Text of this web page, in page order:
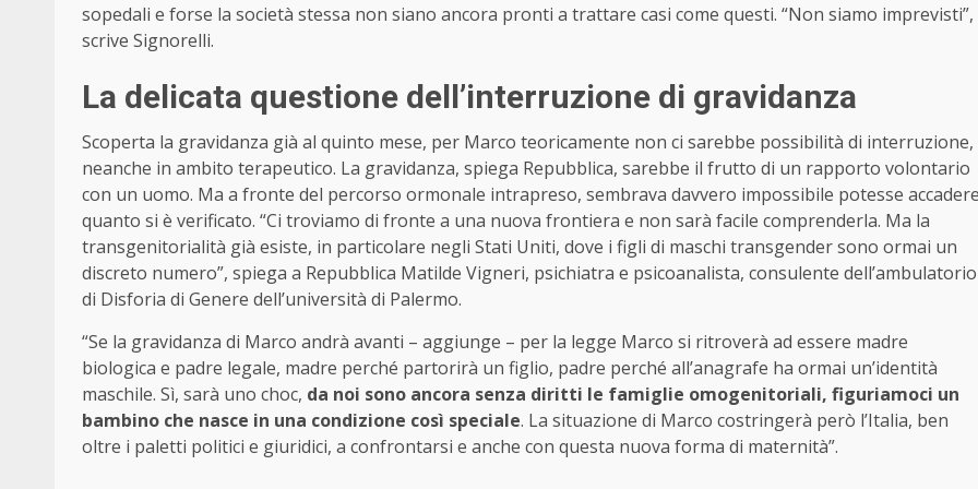
sopedali e forse la società stessa non siano ancora pronti a trattare casi come questi. “Non siamo imprevisti”,
scrive Signorelli.
La delicata questione dell’interruzione di gravidanza
Scoperta la gravidanza già al quinto mese, per Marco teoricamente non ci sarebbe possibilità di interruzione,
neanche in ambito terapeutico. La gravidanza, spiega Repubblica, sarebbe il frutto di un rapporto volontario
con un uomo. Ma a fronte del percorso ormonale intrapreso, sembrava davvero impossibile potesse
quanto si è verificato. “Ci troviamo di fronte a una nuova frontiera e non sarà facile comprenderla. Ma la
transgenitorialità già esiste, in particolare negli Stati Uniti, dove i figli di maschi transgender sono ormai un
discreto numero”, spiega a Repubblica Matilde Vigneri, psichiatra e psicoanalista, consulente dell’ambulatorio
di Disforia di Genere dell’università di Palermo.
“Se la gravidanza di Marco andrà avanti – aggiunge – per la legge Marco si ritroverà ad essere madre
biologica e padre legale, madre perché partorirà un figlio, padre perché all’anagrafe ha ormai un’identità
maschile. Sì, sarà uno choc, da noi sono ancora senza diritti le famiglie omogenitoriali, figuriamoci un
bambino che nasce in una condizione così speciale. La situazione di Marco costringerà però l’Italia, ben
oltre i paletti politici e giuridici, a confrontarsi e anche con questa nuova forma di maternità”.